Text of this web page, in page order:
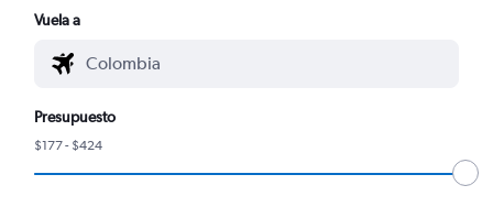
Vuela a
Presupuesto
$177 - $424